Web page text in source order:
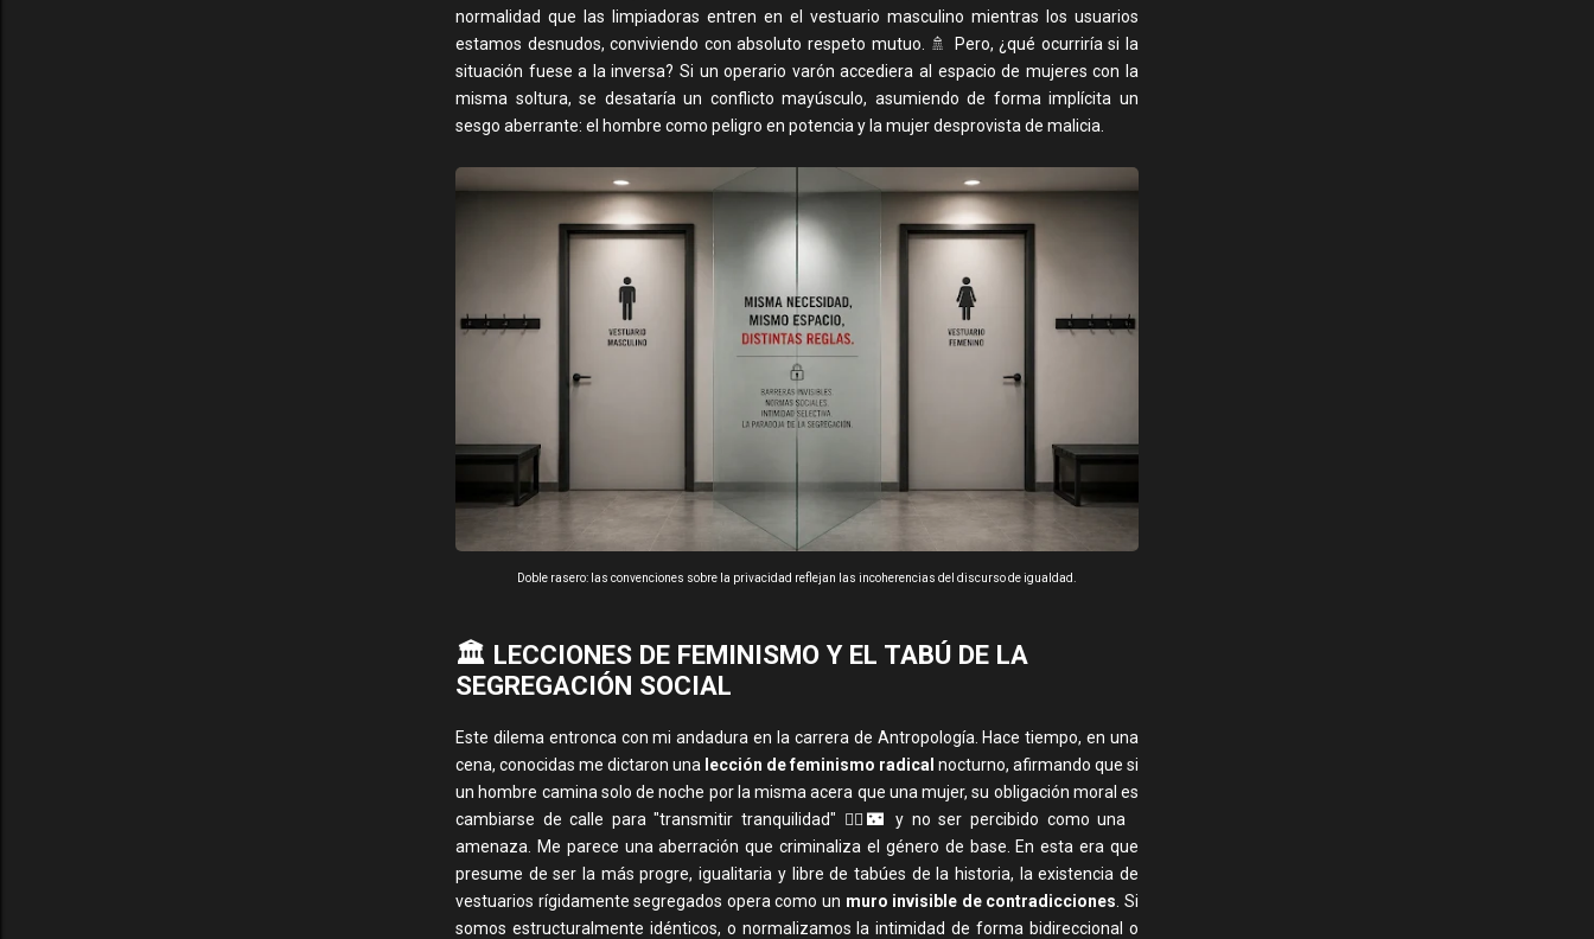
normalidad que las limpiadoras entren en el vestuario masculino mientras los usuarios
estamos desnudos, conviviendo con absoluto respeto mutuo. 🚿 Pero, ¿qué ocurriría si la
situación fuese a la inversa? Si un operario varón accediera al espacio de mujeres con la
misma soltura, se desataría un conflicto mayúsculo, asumiendo de forma implícita un
sesgo aberrante: el hombre como peligro en potencia y la mujer desprovista de malicia.
Doble rasero: las convenciones sobre la privacidad reflejan las incoherencias del discurso de igualdad.
🏛️ LECCIONES DE FEMINISMO Y EL TABÚ DE LA
SEGREGACIÓN SOCIAL
Este dilema entronca con mi andadura en la carrera de Antropología. Hace tiempo, en una
cena, conocidas me dictaron una lección de feminismo radical nocturno, afirmando que si
un hombre camina solo de noche por la misma acera que una mujer, su obligación moral es
cambiarse de calle para "transmitir tranquilidad" 🚶‍♂️🌃 y no ser percibido como una
amenaza. Me parece una aberración que criminaliza el género de base. En esta era que
presume de ser la más progre, igualitaria y libre de tabúes de la historia, la existencia de
vestuarios rígidamente segregados opera como un muro invisible de contradicciones . Si
somos estructuralmente idénticos, o normalizamos la intimidad de forma bidireccional o